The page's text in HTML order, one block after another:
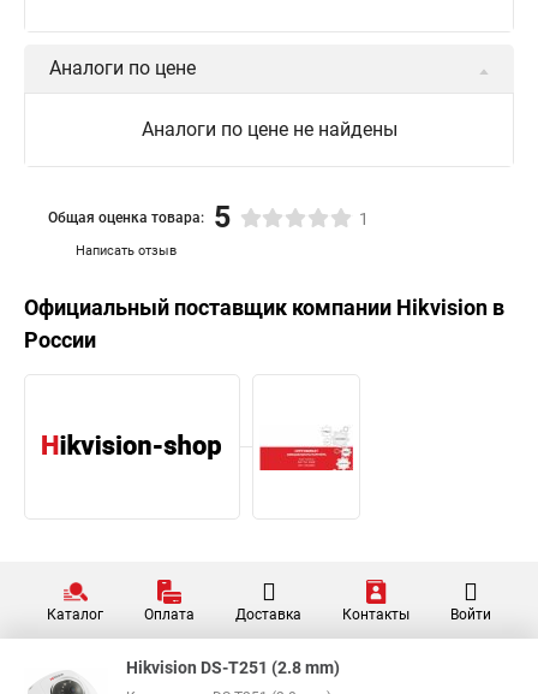
Hikvision порты
Аналоги по цене
Аналоги по цене не найдены
Написать отзыв
Общая оценка товара: 5 1
Официальный поставщик компании Hikvision в
России
Каталог Оплата Доставка Контакты Войти
Hikvision DS-T251 (2.8 mm)